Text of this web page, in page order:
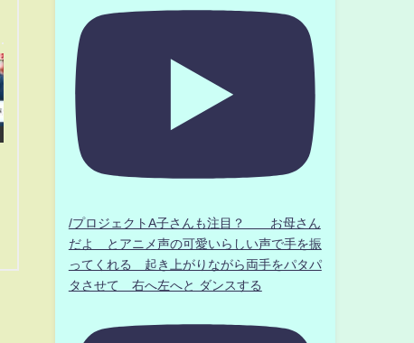
/プロジェクトA子さんも注目？ お母さん
だよ とアニメ声の可愛いらしい声で手を振
ってくれる 起き上がりながら両手をパタパ
タさせて 右へ左へと ダンスする